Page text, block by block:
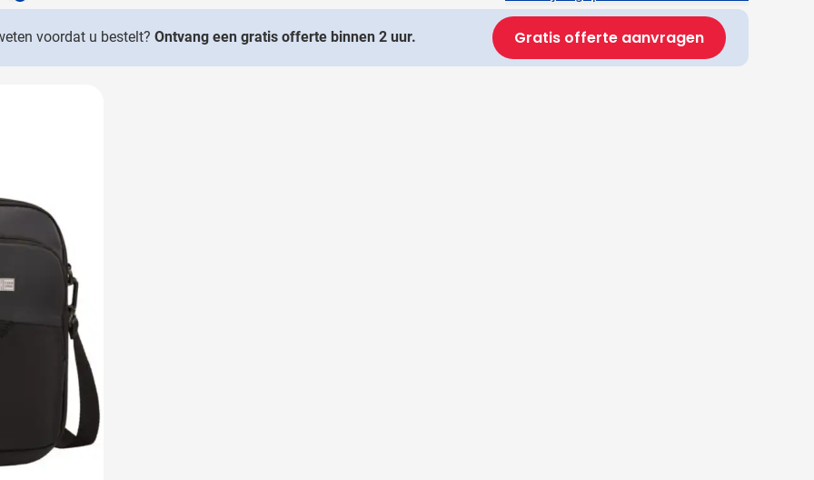
& Veiligheid categorie
& Tafelen categorie
categorie
categorie
categorie
categorie
& overig categorie
Details
voordat u bestelt? Ontvang een gratis offerte binnen 2 uur. Gratis offerte aanvragen